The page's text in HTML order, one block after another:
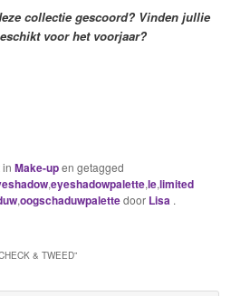
collectie gescoord? Vinden jullie
voor het voorjaar?
inMake-upen getagged
,eyeshadowpalette,le,limited
,oogschaduwpalettedoor Lisa .
& TWEED”